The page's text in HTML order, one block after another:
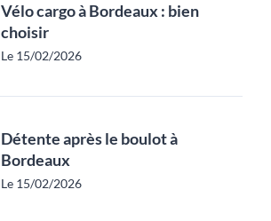
Vélo cargo à Bordeaux : bien
choisir
Le 15/02/2026
Détente après le boulot à
Bordeaux
Le 15/02/2026